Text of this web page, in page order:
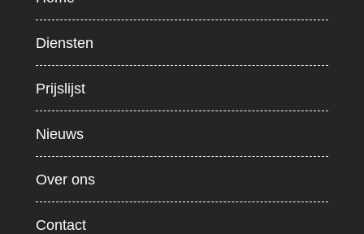
Diensten
Prijslijst
Nieuws
Over ons
Contact